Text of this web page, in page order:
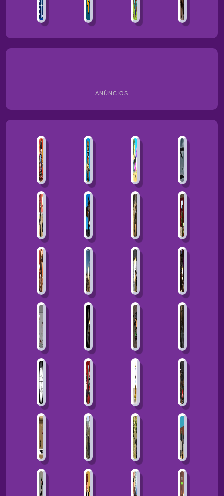
ANÚNCIOS